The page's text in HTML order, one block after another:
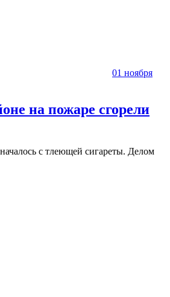
01 ноября
на пожаре сгорели
с тлеющей сигареты. Делом